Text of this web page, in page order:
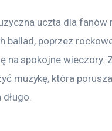
uczta dla fanów
ballad, poprzez
na spokojne wieczory.
muzykę, która